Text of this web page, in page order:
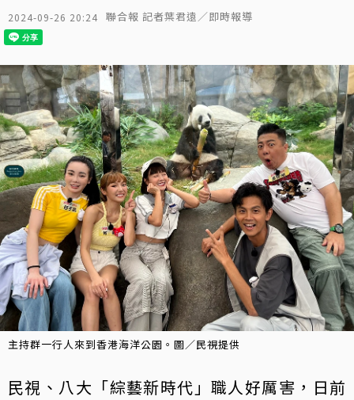
2024-09-26 20:24 聯合報 記者葉君遠／即時報導
主持群一行人來到香港海洋公園。圖／民視提供
民視、八大「綜藝新時代」職人好厲害，日前